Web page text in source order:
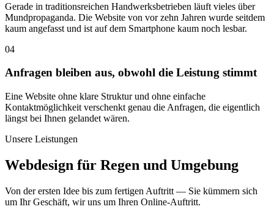
Gerade in traditionsreichen Handwerksbetrieben läuft vieles über
Mundpropaganda. Die Website von vor zehn Jahren wurde seitdem
kaum angefasst und ist auf dem Smartphone kaum noch lesbar.
04
Anfragen bleiben aus, obwohl die Leistung stimmt
Eine Website ohne klare Struktur und ohne einfache
Kontaktmöglichkeit verschenkt genau die Anfragen, die eigentlich
längst bei Ihnen gelandet wären.
Unsere Leistungen
Webdesign für Regen und Umgebung
Von der ersten Idee bis zum fertigen Auftritt — Sie kümmern sich
um Ihr Geschäft, wir uns um Ihren Online-Auftritt.